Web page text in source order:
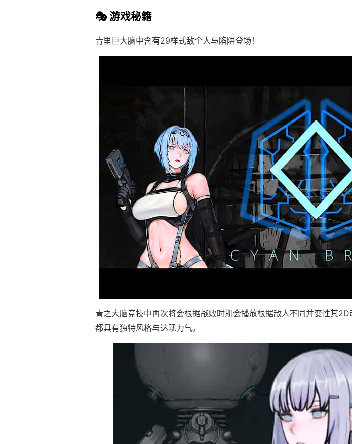
🎭 游戏秘籍
青里巨大脑中含有29样式敌个人与陷阱登场！
青之大脑竞技中再次将会根据战败时期会播放根据敌人不同并变性其
都具有独特风格与达现力气。